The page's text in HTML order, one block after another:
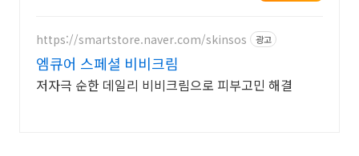
https://smartstore.naver.com/skinsos 광고
엠큐어 스페셜 비비크림
저자극 순한 데일리 비비크림으로 피부고민 해결